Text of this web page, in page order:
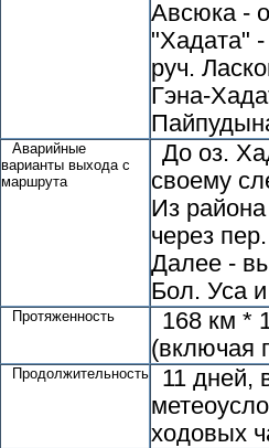
Авсюка -
"Хадата"
руч.
Гэна-
Аварийные
варианты выхода с
маршрута
До оз.
своему
Из
через
Далее -
Бол. Уса
Протяженность
168 км *
(включая
Продолжительность
11 дней,
ходовых